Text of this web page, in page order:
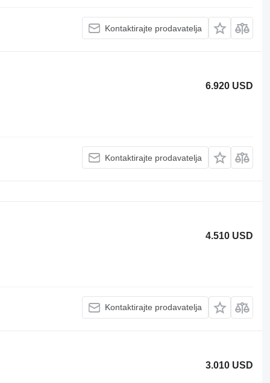
Kontaktirajte prodavatelja
6.920 USD
Kontaktirajte prodavatelja
4.510 USD
Kontaktirajte prodavatelja
3.010 USD